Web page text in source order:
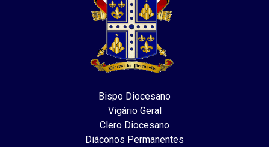
Bispo Diocesano
Vigário Geral
Clero Diocesano
Diáconos Permanentes